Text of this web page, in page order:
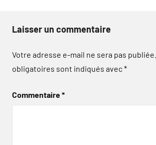
Laisser un commentaire
Votre adresse e-mail ne sera pas publiée.
obligatoires sont indiqués avec*
Commentaire*